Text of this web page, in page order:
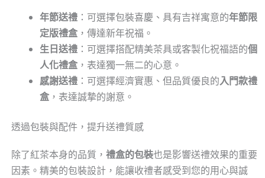
年節送禮：可選擇包裝喜慶、具有吉祥寓意的年節限
定版禮盒，傳達新年祝福。
生日送禮：可選擇搭配精美茶具或客製化祝福語的個
人化禮盒，表達獨一無二的心意。
感謝送禮：可選擇經濟實惠、但品質優良的入門款禮
盒，表達誠摯的謝意。
透過包裝與配件，提升送禮質感
除了紅茶本身的品質， 禮盒的包裝也是影響送禮效果的重要
因素。精美的包裝設計，能讓收禮者感受到您的用心與誠